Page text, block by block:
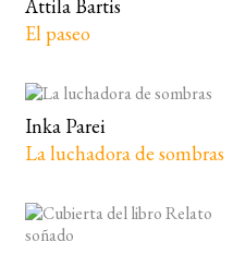
Attila Bartis
El paseo
Inka Parei
La luchadora de sombras